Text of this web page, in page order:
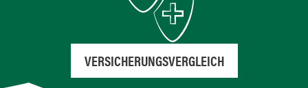
VERSICHERUNGSVERGLEICH